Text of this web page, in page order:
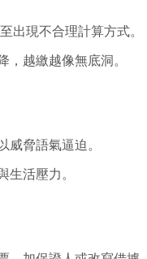
出現不合理計算方式。
，越繳越像無底洞。
威脅語氣逼迫。
生活壓力。